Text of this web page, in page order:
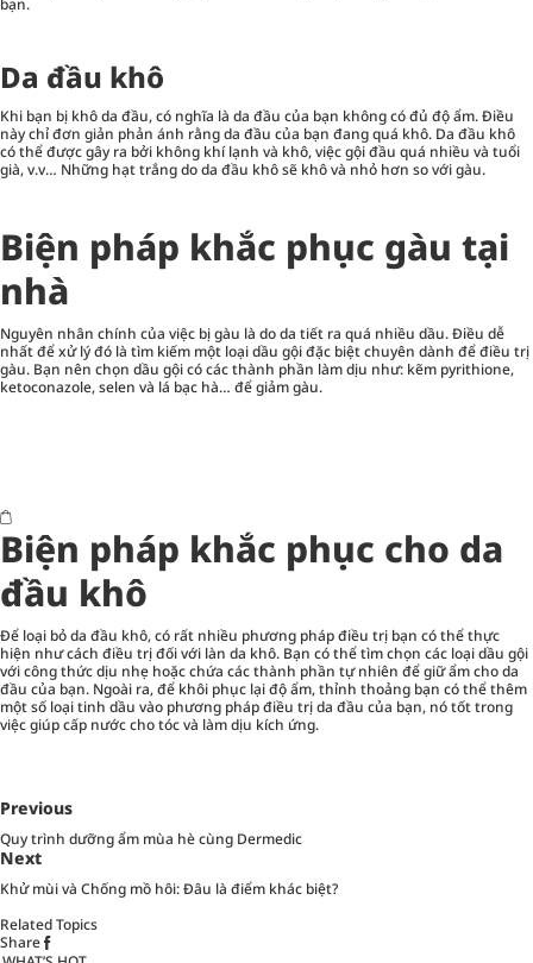
bạn.
Da đầu khô
Khi bạn bị khô da đầu, có nghĩa là da đầu của bạn không có đủ độ ẩm. Điều
này chỉ đơn giản phản ánh rằng da đầu của bạn đang quá khô. Da đầu khô
có thể được gây ra bởi không khí lạnh và khô, việc gội đầu quá nhiều và tuổi
già, v.v… Những hạt trắng do da đầu khô sẽ khô và nhỏ hơn so với gàu.
Biện pháp khắc phục gàu tại
nhà
Nguyên nhân chính của việc bị gàu là do da tiết ra quá nhiều dầu. Điều dễ
nhất để xử lý đó là tìm kiếm một loạidầu gộiđặc biệt chuyên dành để điều trị
gàu. Bạn nên chọn dầu gội có các thành phần làm dịu như: kẽm pyrithione,
ketoconazole, selen và lá bạc hà… để giảm gàu.
Biện pháp khắc phục cho da
đầu khô
Để loại bỏ da đầu khô, có rất nhiều phương pháp điều trị bạn có thể thực
hiện như cách điều trị đối với làn da khô. Bạn có thể tìm chọn các loại dầu gội
với công thức dịu nhẹ hoặc chứa các thành phần tự nhiên để giữ ẩm cho da
đầu của bạn. Ngoài ra, để khôi phục lại độ ẩm, thỉnh thoảng bạn có thể thêm
một số loại tinh dầu vào phương pháp điều trị da đầu của bạn, nó tốt trong
việc giúp cấp nước cho tóc và làm dịu kích ứng.
Previous
Quy trình dưỡng ẩm mùa hè cùng Dermedic
Next
Khử mùi và Chống mồ hôi: Đâu là điểm khác biệt?
Related Topics
Share